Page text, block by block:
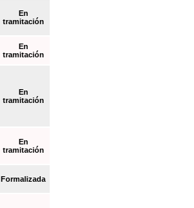
En
tramitación
En
tramitación
En
tramitación
En
tramitación
Formalizada